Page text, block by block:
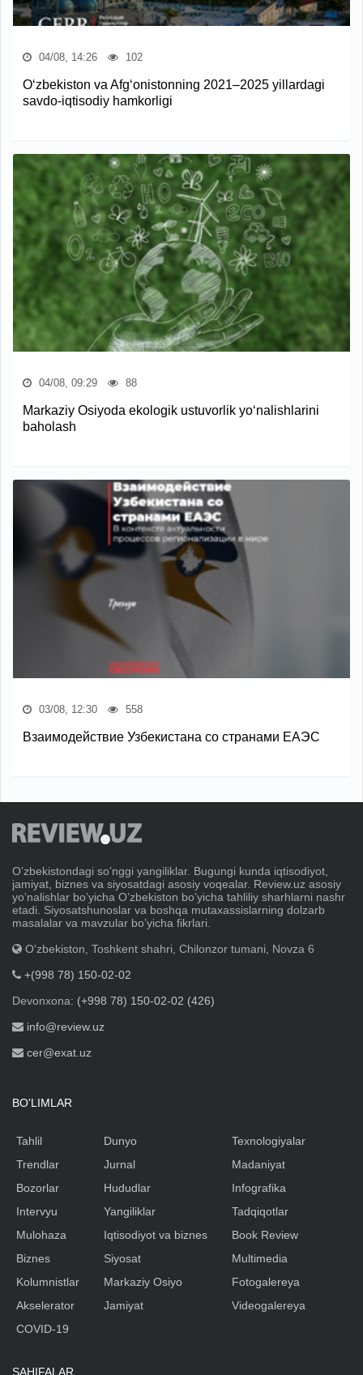
04/08, 14:26 102
O‘zbekiston va Afg‘onistonning 2021–2025 yillardagi
savdo-iqtisodiy hamkorligi
04/08, 09:29 88
Markaziy Osiyoda ekologik ustuvorlik yo‘nalishlarini
baholash
03/08, 12:30 558
Взаимодействие Узбекистана со странами ЕАЭС
Oʼzbekistondagi soʼnggi yangiliklar. Bugungi kunda iqtisodiyot,
jamiyat, biznes va siyosatdagi asosiy voqealar. Review.uz asosiy
yoʼnalishlar boʼyicha Oʼzbekiston boʼyicha tahliliy sharhlarni nashr
etadi. Siyosatshunoslar va boshqa mutaxassislarning dolzarb
masalalar va mavzular boʼyicha fikrlari.
O'zbekiston, Toshkent shahri, Chilonzor tumani, Novza 6
+(998 78) 150-02-02
Devonxona: (+998 78) 150-02-02 (426)
info@review.uz
cer@exat.uz
BO'LIMLAR
Tahlil
Trendlar
Bozorlar
Intervyu
Mulohaza
Biznes
Kolumnistlar
Akselerator
Dunyo
Jurnal
Hududlar
Yangiliklar
Iqtisodiyot va biznes
Siyosat
Markaziy Osiyo
Jamiyat
Texnologiyalar
Madaniyat
Infografika
Tadqiqotlar
Book Review
Multimedia
Fotogalereya
Videogalereya
COVID-19
SAHIFALAR